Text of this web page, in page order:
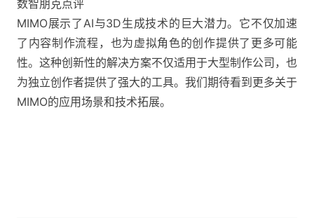
数智朋克点评
MIMO展示了AI与3D生成技术的巨大潜力。它不仅加速
了内容制作流程，也为虚拟角色的创作提供了更多可能
性。这种创新性的解决方案不仅适用于大型制作公司，也
为独立创作者提供了强大的工具。我们期待看到更多关于
MIMO的应用场景和技术拓展。